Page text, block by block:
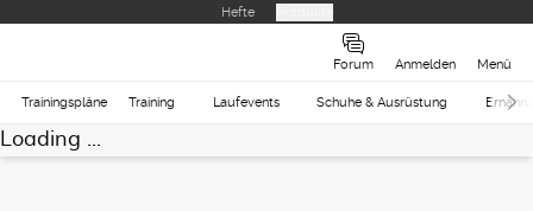
Hefte
Forum Anmelden Menü
Trainingspläne Training Laufevents Schuhe & Ausrüstung
Loading ...